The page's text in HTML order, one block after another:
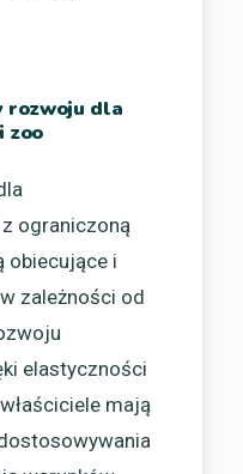
rozwoju dla
zoo
ograniczoną
obiecujące i
zależności od
elastyczności
mają